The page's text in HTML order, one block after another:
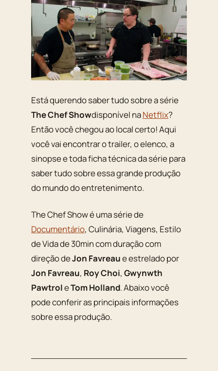
Está querendo saber tudo sobre a série
The Chef Showdisponível naNetflix?
Então você chegou ao local certo! Aqui
você vai encontrar o trailer, o elenco, a
sinopse e toda ficha técnica da série para
saber tudo sobre essa grande produção
do mundo do entretenimento.
The Chef Show é uma série de
Documentário, Culinária, Viagens, Estilo
de Vida de 30min com duração com
direção deJon Favreaue estrelado por
Jon Favreau, Roy Choi, Gwynwth
PawtroleTom Holland. Abaixo você
pode conferir as principais informações
sobre essa produção.